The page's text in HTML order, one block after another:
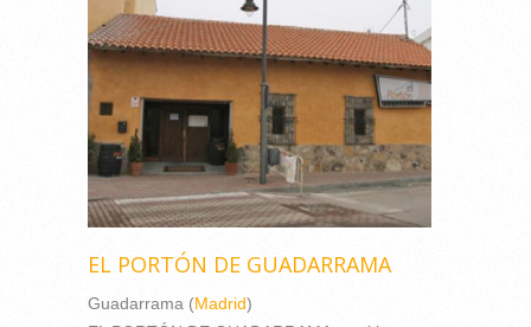
EL PORTÓN DE GUADARRAMA
Guadarrama (Madrid)